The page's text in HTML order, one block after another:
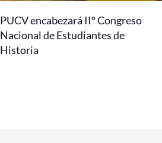
PUCV encabezará II° Congreso
Nacional de Estudiantes de
Historia